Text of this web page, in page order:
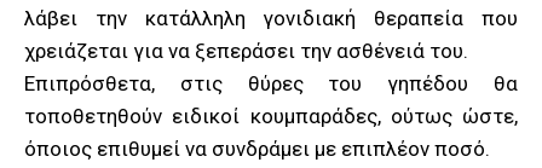
λάβει την κατάλληλη γονιδιακή θεραπεία που
χρειάζεται για να ξεπεράσει την ασθένειά του.
Επιπρόσθετα, στις θύρες του γηπέδου θα
τοποθετηθούν ειδικοί κουμπαράδες, ούτως ώστε,
όποιος επιθυμεί να συνδράμει με επιπλέον ποσό.